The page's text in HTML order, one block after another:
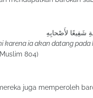
karena ia akan datang
804)